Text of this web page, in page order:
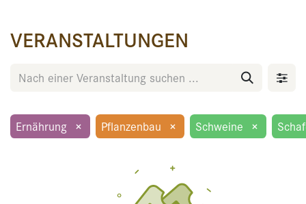
VERANSTALTUNGEN
Ernährung × Pflanzenbau × Schweine ×